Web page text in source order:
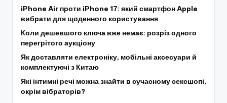
iPhone Air проти iPhone 17: який смартфон Apple
вибрати для щоденного користування
Коли дешевшого ключа вже немає: розріз одного
перегрітого аукціону
Як доставляти електроніку, мобільні аксесуари й
комплектуючі з Китаю
Які інтимні речі можна знайти в сучасному сексшопі,
окрім вібраторів?